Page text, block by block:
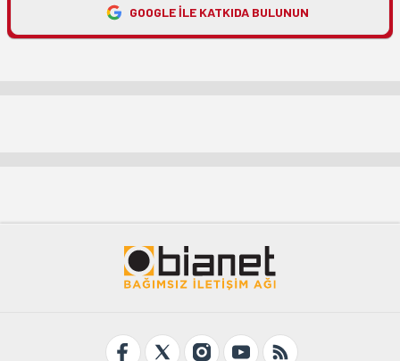
GOOGLE ILE KATKIDA BULUNUN